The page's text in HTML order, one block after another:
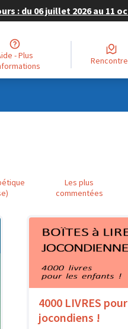
: du 06 juillet 2026 au 11
Les plus
commentées
4000 LIVRES
jocondiens !